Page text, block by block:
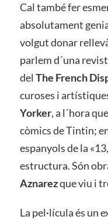
Cal també fer
absolutament
volgut donar
parlem d´una
del The French
curoses i
Yorker, a l´hora
còmics de Tintin;
espanyols de la
estructura. Són
Aznarezque viu i
La pel·lícula és un